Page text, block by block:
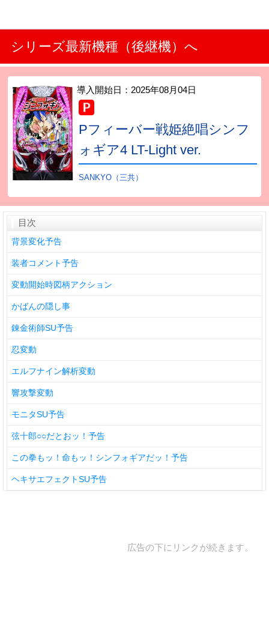
シリーズ最新機種（後継機）へ
導入開始日： 2025年08月04日
Pフィーバー戦姫絶唱シンフ
ォギア4 LT-Light ver.
SANKYO（三共）
目次
背景変化予告
装者コメント予告
変動開始時図柄アクション
かばんの隠し事
錬金術師SU予告
忍変動
エルフナイン解析変動
響攻撃変動
モニタSU予告
弦十郎○○だとおッ！予告
この拳もッ！命もッ！シンフォギアだッ！予告
ヘキサエフェクトSU予告
広告の下にリンクが続きます。